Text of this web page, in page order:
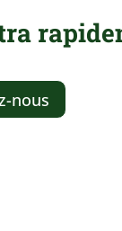
nous